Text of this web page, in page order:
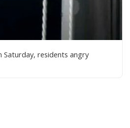
Saturday, residents angry